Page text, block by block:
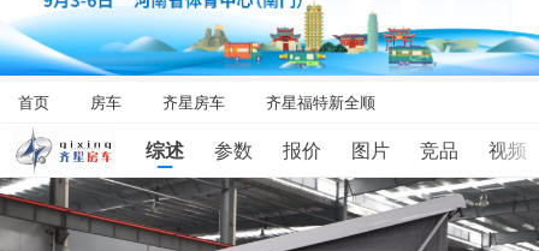
首页 房车 齐星房车 齐星福特新全顺
综述 参数 报价 图片 竞品 视频